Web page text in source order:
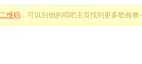
二维码 ，可以到他的唱吧主页找到更多歌曲噢